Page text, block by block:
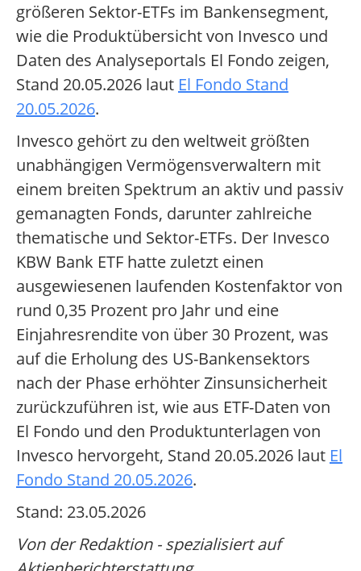
größeren Sektor-ETFs im Bankensegment,
wie die Produktübersicht von Invesco und
Daten des Analyseportals El Fondo zeigen,
Stand 20.05.2026 laut El Fondo Stand
20.05.2026.
Invesco gehört zu den weltweit größten
unabhängigen Vermögensverwaltern mit
einem breiten Spektrum an aktiv und passiv
gemanagten Fonds, darunter zahlreiche
thematische und Sektor-ETFs. Der Invesco
KBW Bank ETF hatte zuletzt einen
ausgewiesenen laufenden Kostenfaktor von
rund 0,35 Prozent pro Jahr und eine
Einjahresrendite von über 30 Prozent, was
auf die Erholung des US-Bankensektors
nach der Phase erhöhter Zinsunsicherheit
zurückzuführen ist, wie aus ETF-Daten von
El Fondo und den Produktunterlagen von
Invesco hervorgeht, Stand 20.05.2026 laut El
Fondo Stand 20.05.2026.
Stand: 23.05.2026
Von der Redaktion - spezialisiert auf